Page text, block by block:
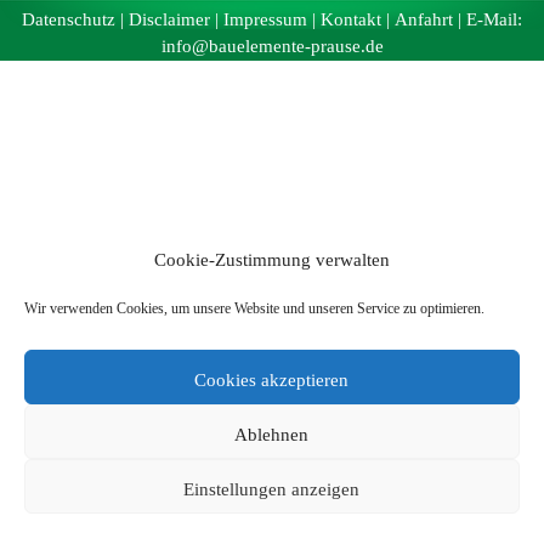
Cookie-Zustimmung verwalten
Wir verwenden Cookies, um unsere Website und unseren Service zu optimieren.
Cookies akzeptieren
Ablehnen
Einstellungen anzeigen
Datenschutz | Disclaimer | Impressum | Kontakt | Anfahrt | E-Mail:
info@bauelemente-prause.de